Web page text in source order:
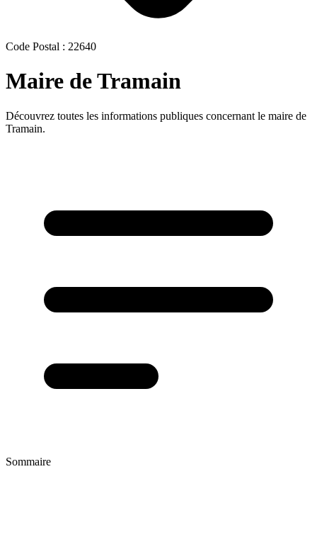
Code Postal : 22640
Maire de Tramain
Découvrez toutes les informations publiques concernant le maire de
Tramain.
Sommaire